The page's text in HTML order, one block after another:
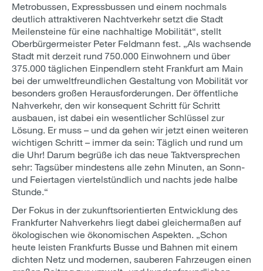
Metrobussen, Expressbussen und einem nochmals
deutlich attraktiveren Nachtverkehr setzt die Stadt
Meilensteine für eine nachhaltige Mobilität“, stellt
Oberbürgermeister Peter Feldmann fest. „Als wachsende
Stadt mit derzeit rund 750.000 Einwohnern und über
375.000 täglichen Einpendlern steht Frankfurt am Main
bei der umweltfreundlichen Gestaltung von Mobilität vor
besonders großen Herausforderungen. Der öffentliche
Nahverkehr, den wir konsequent Schritt für Schritt
ausbauen, ist dabei ein wesentlicher Schlüssel zur
Lösung. Er muss – und da gehen wir jetzt einen weiteren
wichtigen Schritt – immer da sein: Täglich und rund um
die Uhr! Darum begrüße ich das neue Taktversprechen
sehr: Tagsüber mindestens alle zehn Minuten, an Sonn-
und Feiertagen viertelstündlich und nachts jede halbe
Stunde.“
Der Fokus in der zukunftsorientierten Entwicklung des
Frankfurter Nahverkehrs liegt dabei gleichermaßen auf
ökologischen wie ökonomischen Aspekten. „Schon
heute leisten Frankfurts Busse und Bahnen mit einem
dichten Netz und modernen, sauberen Fahrzeugen einen